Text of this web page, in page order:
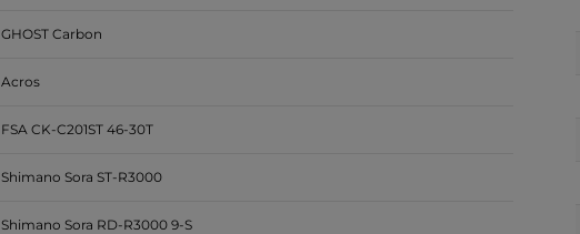
GHOST Carbon
Acros
FSA CK-C201ST 46-30T
Shimano Sora ST-R3000
Shimano Sora RD-R3000 9-S